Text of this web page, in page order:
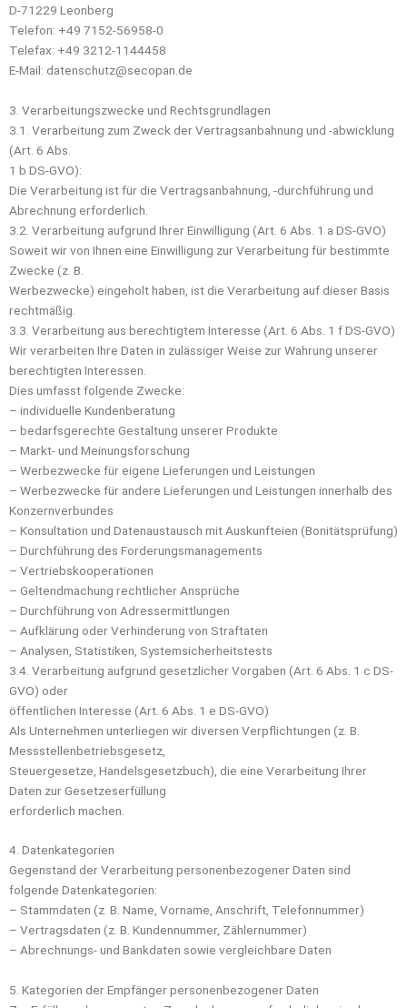
D-71229 Leonberg
Telefon: +49 7152-56958-0
Telefax: +49 3212-1144458
E-Mail: datenschutz@secopan.de
3. Verarbeitungszwecke und Rechtsgrundlagen
3.1. Verarbeitung zum Zweck der Vertragsanbahnung und -abwicklung
(Art. 6 Abs.
1 b DS-GVO):
Die Verarbeitung ist für die Vertragsanbahnung, -durchführung und
Abrechnung erforderlich.
3.2. Verarbeitung aufgrund Ihrer Einwilligung (Art. 6 Abs. 1 a DS-GVO)
Soweit wir von Ihnen eine Einwilligung zur Verarbeitung für bestimmte
Zwecke (z. B.
Werbezwecke) eingeholt haben, ist die Verarbeitung auf dieser Basis
rechtmäßig.
3.3. Verarbeitung aus berechtigtem Interesse (Art. 6 Abs. 1 f DS-GVO)
Wir verarbeiten Ihre Daten in zulässiger Weise zur Wahrung unserer
berechtigten Interessen.
Dies umfasst folgende Zwecke:
– individuelle Kundenberatung
– bedarfsgerechte Gestaltung unserer Produkte
– Markt- und Meinungsforschung
– Werbezwecke für eigene Lieferungen und Leistungen
– Werbezwecke für andere Lieferungen und Leistungen innerhalb des
Konzernverbundes
– Konsultation und Datenaustausch mit Auskunfteien (Bonitätsprüfung)
– Durchführung des Forderungsmanagements
– Vertriebskooperationen
– Geltendmachung rechtlicher Ansprüche
– Durchführung von Adressermittlungen
– Aufklärung oder Verhinderung von Straftaten
– Analysen, Statistiken, Systemsicherheitstests
3.4. Verarbeitung aufgrund gesetzlicher Vorgaben (Art. 6 Abs. 1 c DS-
GVO) oder
öffentlichen Interesse (Art. 6 Abs. 1 e DS-GVO)
Als Unternehmen unterliegen wir diversen Verpflichtungen (z. B.
Messstellenbetriebsgesetz,
Steuergesetze, Handelsgesetzbuch), die eine Verarbeitung Ihrer
Daten zur Gesetzeserfüllung
erforderlich machen.
4. Datenkategorien
Gegenstand der Verarbeitung personenbezogener Daten sind
folgende Datenkategorien:
– Stammdaten (z. B. Name, Vorname, Anschrift, Telefonnummer)
– Vertragsdaten (z. B. Kundennummer, Zählernummer)
– Abrechnungs- und Bankdaten sowie vergleichbare Daten
5. Kategorien der Empfänger personenbezogener Daten